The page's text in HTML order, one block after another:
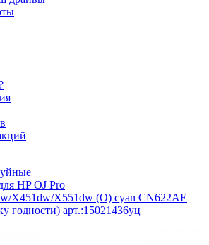
HP OJ Pro
X451dw/X551dw (O) cyan CN622AE
годности) арт.:15021436уц